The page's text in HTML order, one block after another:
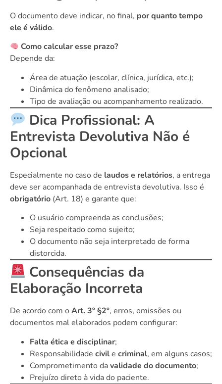
O documento deve indicar, no final, por quanto tempo
ele é válido.
Como calcular esse prazo?
Depende da:
Área de atuação (escolar, clínica, jurídica, etc.);
Dinâmica do fenômeno analisado;
Tipo de avaliação ou acompanhamento realizado.
Dica Profissional: A
Entrevista Devolutiva Não é
Opcional
Especialmente no caso de laudos e relatórios, a entrega
deve ser acompanhada de entrevista devolutiva. Isso é
obrigatório (Art. 18) e garante que:
O usuário compreenda as conclusões;
Seja respeitado como sujeito;
O documento não seja interpretado de forma
distorcida.
Consequências da
Elaboração Incorreta
De acordo com oArt. 3º §2º, erros, omissões ou
documentos mal elaborados podem configurar:
Falta ética e disciplinar;
Responsabilidade civile criminal, em alguns casos;
Comprometimento davalidade do documento;
Prejuízo direto à vida do paciente.